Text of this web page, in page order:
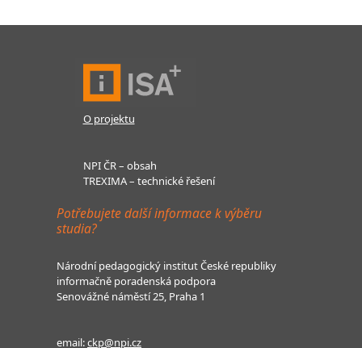
O projektu
NPI ČR – obsah
TREXIMA – technické řešení
Potřebujete další informace k výběru
studia?
Národní pedagogický institut České republiky
informačně poradenská podpora
Senovážné náměstí 25, Praha 1
email:ckp@npi.cz